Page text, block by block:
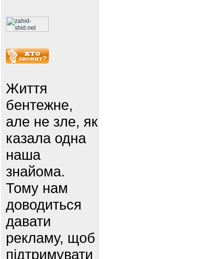
Життя
бентежне,
але не зле, як
казала одна
наша
знайома.
Тому нам
доводиться
давати
рекламу, щоб
підтримувати